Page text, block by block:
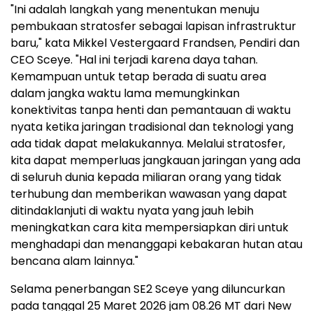
"Ini adalah langkah yang menentukan menuju
pembukaan stratosfer sebagai lapisan infrastruktur
baru," kata Mikkel Vestergaard Frandsen, Pendiri dan
CEO Sceye. "Hal ini terjadi karena daya tahan.
Kemampuan untuk tetap berada di suatu area
dalam jangka waktu lama memungkinkan
konektivitas tanpa henti dan pemantauan di waktu
nyata ketika jaringan tradisional dan teknologi yang
ada tidak dapat melakukannya. Melalui stratosfer,
kita dapat memperluas jangkauan jaringan yang ada
di seluruh dunia kepada miliaran orang yang tidak
terhubung dan memberikan wawasan yang dapat
ditindaklanjuti di waktu nyata yang jauh lebih
meningkatkan cara kita mempersiapkan diri untuk
menghadapi dan menanggapi kebakaran hutan atau
bencana alam lainnya."
Selama penerbangan SE2 Sceye yang diluncurkan
pada tanggal 25 Maret 2026 jam 08.26 MT dari New